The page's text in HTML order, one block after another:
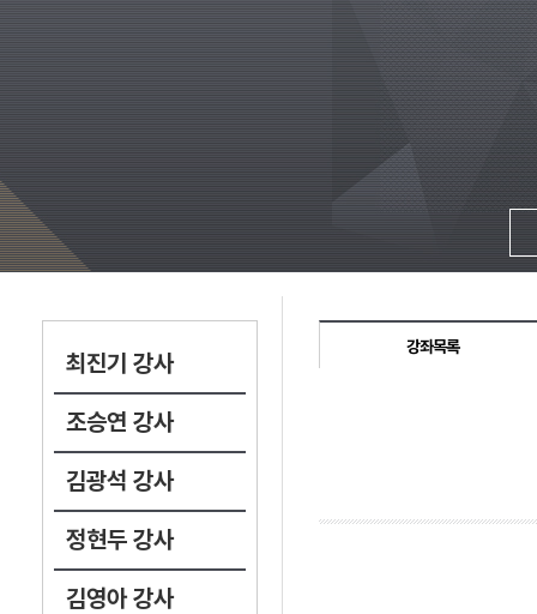
최진기 강사
조승연 강사
김광석 강사
정현두 강사
김영아 강사
강좌목록